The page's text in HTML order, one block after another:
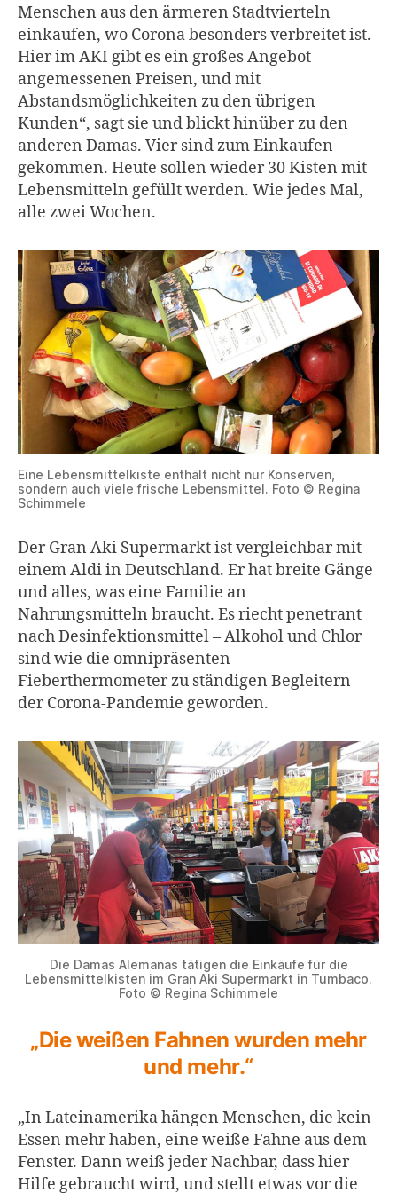
Menschen aus den ärmeren Stadtvierteln
einkaufen, wo Corona besonders verbreitet ist.
Hier im AKI gibt es ein großes Angebot
angemessenen Preisen, und mit
Abstandsmöglichkeiten zu den übrigen
Kunden“, sagt sie und blickt hinüber zu den
anderen Damas. Vier sind zum Einkaufen
gekommen. Heute sollen wieder 30 Kisten mit
Lebensmitteln gefüllt werden. Wie jedes Mal,
alle zwei Wochen.
Eine Lebensmittelkiste enthält nicht nur Konserven,
sondern auch viele frische Lebensmittel. Foto © Regina
Schimmele
Der Gran Aki Supermarkt ist vergleichbar mit
einem Aldi in Deutschland. Er hat breite Gänge
und alles, was eine Familie an
Nahrungsmitteln braucht. Es riecht penetrant
nach Desinfektionsmittel – Alkohol und Chlor
sind wie die omnipräsenten
Fieberthermometer zu ständigen Begleitern
der Corona-Pandemie geworden.
Die Damas Alemanas tätigen die Einkäufe für die
Lebensmittelkisten im Gran Aki Supermarkt in Tumbaco.
Foto © Regina Schimmele
„Die weißen Fahnen wurden mehr
und mehr.“
„In Lateinamerika hängen Menschen, die kein
Essen mehr haben, eine weiße Fahne aus dem
Fenster. Dann weiß jeder Nachbar, dass hier
Hilfe gebraucht wird, und stellt etwas vor die